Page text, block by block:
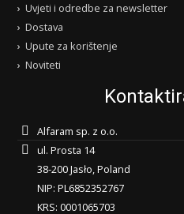
Uvjeti i odredbe za newsletter
Dostava
Upute za korištenje
Noviteti
Alfaram sp. z o.o.
ul. Prosta 14
38-200 Jasło, Poland
NIP: PL6852352767
KRS: 0001065703